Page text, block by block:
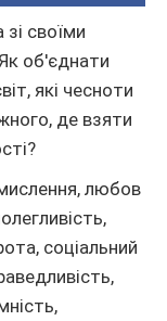
своїми
об'єднати
які чесноти
де взяти
любов
соціальний